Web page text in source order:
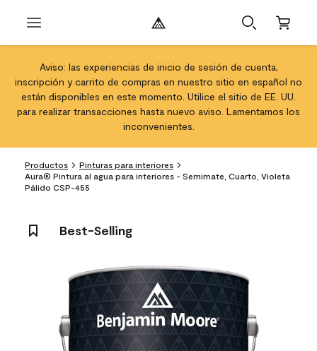
Aviso: las experiencias de inicio de sesión de cuenta,
inscripción y carrito de compras en nuestro sitio en español no
están disponibles en este momento. Utilice el sitio de EE. UU.
para realizar transacciones hasta nuevo aviso. Lamentamos los
inconvenientes.
Productos
Pinturas para interiores
Aura® Pintura al agua para interiores - Semimate, Cuarto, Violeta
Pálido CSP-455
Best-Selling